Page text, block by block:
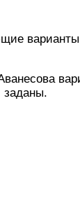
варианты
заданы.